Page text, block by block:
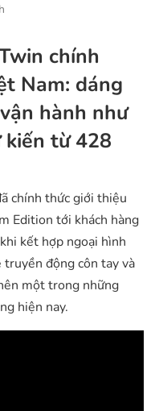
chính
Nam: dáng
hành như
kiến từ 428
chính thức giới thiệu
Edition tới khách hàng
kết hợp ngoại hình
động côn tay và
một trong những
hiện nay.